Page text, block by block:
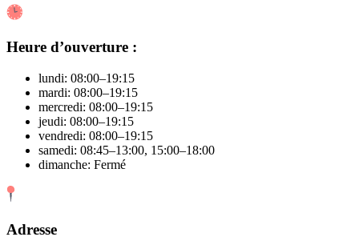
Heure d’ouverture :
lundi: 08:00–19:15
mardi: 08:00–19:15
mercredi: 08:00–19:15
jeudi: 08:00–19:15
vendredi: 08:00–19:15
samedi: 08:45–13:00, 15:00–18:00
dimanche: Fermé
Adresse